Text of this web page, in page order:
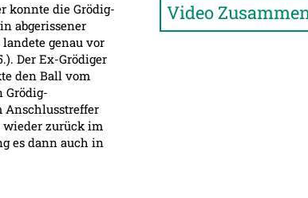
konnte die Grödig-
abgerissener
genau vor
Der Ex-Grödiger
den Ball vom
Grödig-
Anschlusstreffer
wieder zurück im
es dann auch in
Video